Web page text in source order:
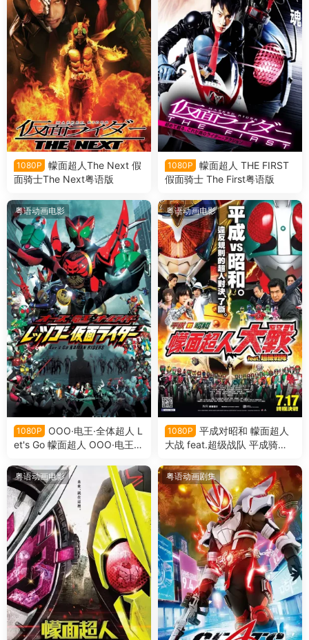
1080P
幪面超人The Next 假
面骑士The Next粤语版
1080P
幪面超人 THE FIRST
假面骑士 The First粤语版
粤语动画电影
1080P
OOO·电王·全体超人 L
et's Go 幪面超人 OOO·电王·
语版
粤语动画电影
1080P
平成对昭和 幪面超人
大战 feat.超级战队 平成骑士
t.超级战队粤语版
粤语动画电影 粤语动画剧集